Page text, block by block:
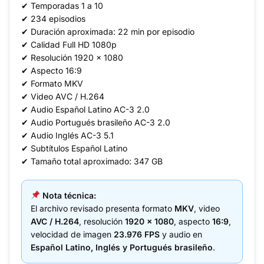
✔ Temporadas 1 a 10
✔ 234 episodios
✔ Duración aproximada: 22 min por episodio
✔ Calidad Full HD 1080p
✔ Resolución 1920 x 1080
✔ Aspecto 16:9
✔ Formato MKV
✔ Video AVC / H.264
✔ Audio Español Latino AC-3 2.0
✔ Audio Portugués brasileño AC-3 2.0
✔ Audio Inglés AC-3 5.1
✔ Subtítulos Español Latino
✔ Tamaño total aproximado: 347 GB
Nota técnica:
El archivo revisado presenta formato MKV, video
AVC / H.264, resolución 1920 x 1080, aspecto 16:9,
velocidad de imagen 23.976 FPS y audio en
Español Latino, Inglés y Portugués brasileño.